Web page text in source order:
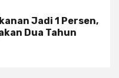
Jadi 1 Persen,
Dua Tahun